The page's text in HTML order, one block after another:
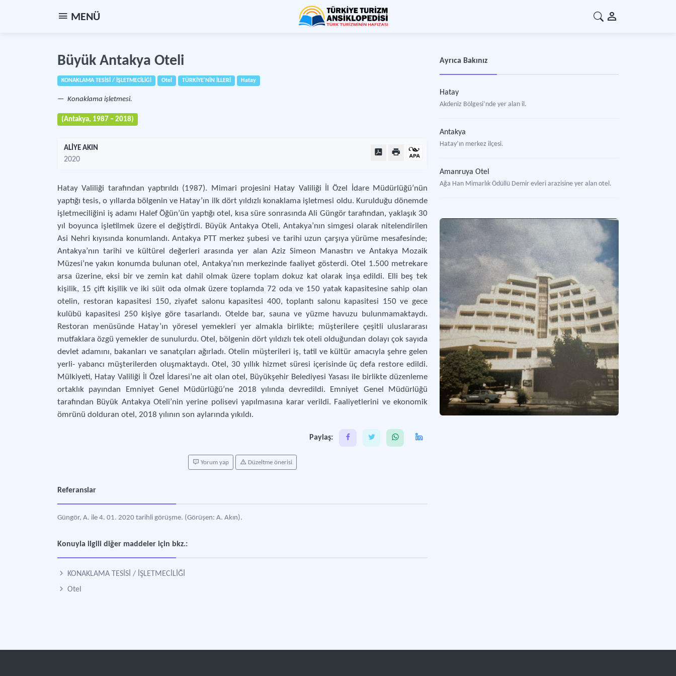
MENÜ
Büyük Antakya Oteli
KONAKLAMA TESİSİ / İŞLETMECİLİĞİ Otel TÜRKİYE'NİN İLLERİ Hatay
Konaklama işletmesi.
(Antakya, 1987 – 2018)
ALİYE AKIN
2020
Hatay Valiliği tarafından yaptırıldı (1987). Mimari projesini Hatay Valiliği İl Özel İdare Müdürlüğü’nün
yaptığı tesis, o yıllarda bölgenin ve Hatay’ın ilk dört yıldızlı konaklama işletmesi oldu. Kurulduğu dönemde
işletmeciliğini iş adamı Halef Öğün’ün yaptığı otel, kısa süre sonrasında Ali Güngör tarafından, yaklaşık 30
yıl boyunca işletilmek üzere el değiştirdi. Büyük Antakya Oteli, Antakya’nın simgesi olarak nitelendirilen
Asi Nehri kıyısında konumlandı. Antakya PTT merkez şubesi ve tarihi uzun çarşıya yürüme mesafesinde;
Antakya’nın tarihi ve kültürel değerleri arasında yer alan Aziz Simeon Manastırı ve Antakya Mozaik
Müzesi’ne yakın konumda bulunan otel, Antakya’nın merkezinde faaliyet gösterdi. Otel 1.500 metrekare
arsa üzerine, eksi bir ve zemin kat dahil olmak üzere toplam dokuz kat olarak inşa edildi. Elli beş tek
kişilik, 15 çift kişilik ve iki süit oda olmak üzere toplamda 72 oda ve 150 yatak kapasitesine sahip olan
otelin, restoran kapasitesi 150, ziyafet salonu kapasitesi 400, toplantı salonu kapasitesi 150 ve gece
kulübü kapasitesi 250 kişiye göre tasarlandı. Otelde bar, sauna ve yüzme havuzu bulunmamaktaydı.
Restoran menüsünde Hatay’ın yöresel yemekleri yer almakla birlikte; müşterilere çeşitli uluslararası
mutfaklara özgü yemekler de sunulurdu. Otel, bölgenin dört yıldızlı tek oteli olduğundan dolayı çok sayıda
devlet adamını, bakanları ve sanatçıları ağırladı. Otelin müşterileri iş, tatil ve kültür amacıyla şehre gelen
yerli- yabancı müşterilerden oluşmaktaydı. Otel, 30 yıllık hizmet süresi içerisinde üç defa restore edildi.
Mülkiyeti, Hatay Valiliği İl Özel İdaresi’ne ait olan otel, Büyükşehir Belediyesi Yasası ile birlikte düzenleme
ortaklık payından Emniyet Genel Müdürlüğü’ne 2018 yılında devredildi. Emniyet Genel Müdürlüğü
tarafından Büyük Antakya Oteli’nin yerine polisevi yapılmasına karar verildi. Faaliyetlerini ve ekonomik
ömrünü dolduran otel, 2018 yılının son aylarında yıkıldı.
Paylaş:
Yorum yap Düzeltme önerisi
Referanslar
Güngör, A. ile 4. 01. 2020 tarihli görüşme. (Görüşen: A. Akın).
Konuyla ilgili diğer maddeler için bkz.:
KONAKLAMA TESİSİ / İŞLETMECİLİĞİ
Otel
Ayrıca Bakınız
Hatay
Akdeniz Bölgesi’nde yer alan il.
Antakya
Hatay’ın merkez ilçesi.
Amanruya Otel
Ağa Han Mimarlık Ödüllü Demir evleri arazisine yer alan otel.